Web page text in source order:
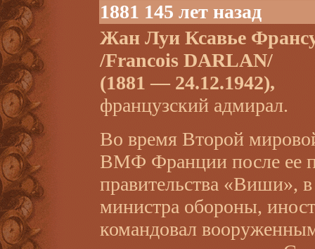
1881 145 лет назад
Жан Луи Ксавье
/Francois DARLAN/
(1881 — 24.12.1942),
французский адмирал.
Во время Второй
ВМФ Франции после ее
правительства «Виши»,
министра обороны,
командовал